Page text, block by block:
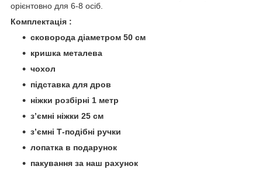
орієнтовно для 6-8 осіб.
Комплектація :
сковорода діаметром 50 см
кришка металева
чохол
підставка для дров
ніжки розбірні 1 метр
зʼємні ніжки 25 см
зʼємні Т-подібні ручки
лопатка в подарунок
пакування за наш рахунок